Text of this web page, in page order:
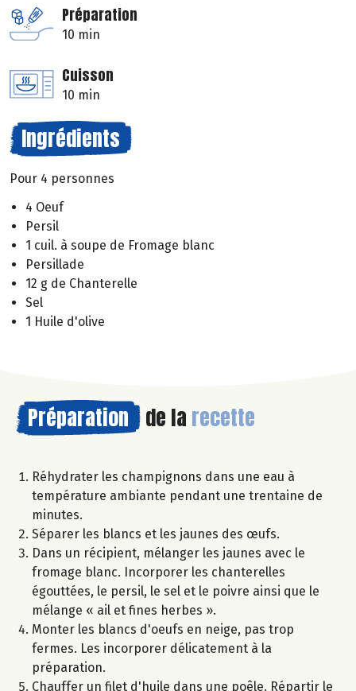
Préparation
10 min
Cuisson
10 min
Ingrédients
Pour 4 personnes
4 Oeuf
Persil
1 cuil. à soupe de Fromage blanc
Persillade
12 g de Chanterelle
Sel
1 Huile d'olive
Préparation de la recette
Réhydrater les champignons dans une eau à
température ambiante pendant une trentaine de
minutes.
Séparer les blancs et les jaunes des œufs.
Dans un récipient, mélanger les jaunes avec le
fromage blanc. Incorporer les chanterelles
égouttées, le persil, le sel et le poivre ainsi que le
mélange « ail et fines herbes ».
Monter les blancs d'oeufs en neige, pas trop
fermes. Les incorporer délicatement à la
préparation.
Chauffer un filet d'huile dans une poêle. Répartir le